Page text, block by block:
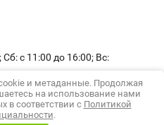
с 11:00 до 16:00; Вс:
КашпоМаркет
и метаданные. Продолжая
на использование нами
в соответствии с Политикой
.